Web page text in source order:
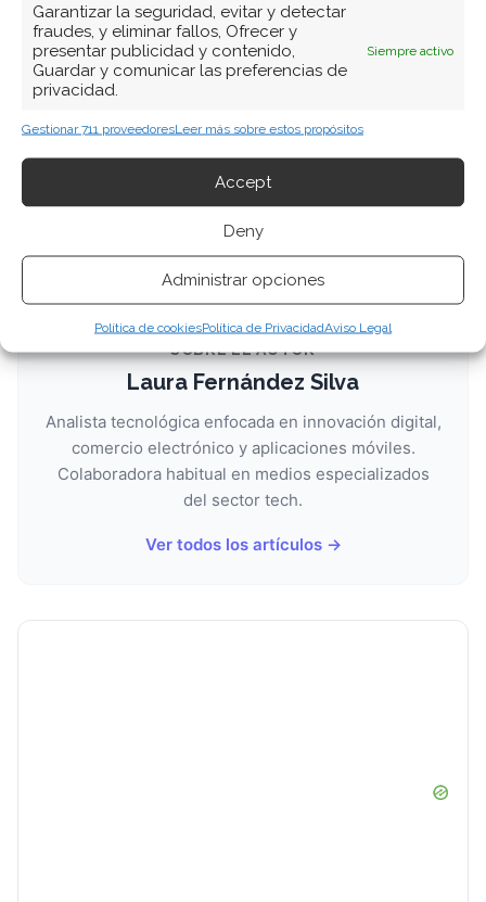
Garantizar la seguridad, evitar y detectar
fraudes, y eliminar fallos, Ofrecer y
presentar publicidad y contenido,
Guardar y comunicar las preferencias de
privacidad.
Siempre activo
Gestionar 711 proveedoresLeer más sobre estos propósitos
Accept
Deny
Administrar opciones
Política de cookiesPolítica de PrivacidadAviso Legal
Facebook
Copiar enlace
SOBRE EL AUTOR
Laura Fernández Silva
Analista tecnológica enfocada en innovación digital,
comercio electrónico y aplicaciones móviles.
Colaboradora habitual en medios especializados
del sector tech.
Ver todos los artículos →